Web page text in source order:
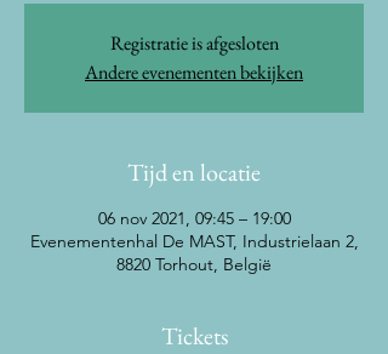
Registratie is afgesloten
Andere evenementen bekijken
Tijd en locatie
06 nov 2021, 09:45 – 19:00
Evenementenhal De MAST, Industrielaan 2,
8820 Torhout, België
Tickets